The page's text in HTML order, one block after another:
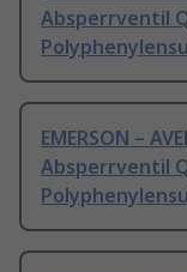
Absperrventil
EMERSON –
Absperrventil